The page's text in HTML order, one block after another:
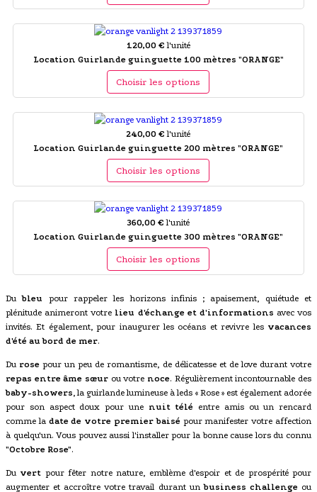
120,00 € l'unité
Location Guirlande guinguette 100 mètres "ORANGE"
Choisir les options
240,00 € l'unité
Location Guirlande guinguette 200 mètres "ORANGE"
Choisir les options
360,00 € l'unité
Location Guirlande guinguette 300 mètres "ORANGE"
Choisir les options
Dubleu pour rappeler les horizons infinis ; apaisement, quiétude et
plénitude animeront votre lieu d'échange et d'informations avec vos
invités. Et également, pour inaugurer les océans et revivre les vacances
d'été au bord de mer.
Du rose pour un peu de romantisme, de délicatesse et de love durant votre
repas entre âme sœur ou votre noce. Régulièrement incontournable des
baby-showers, la guirlande lumineuse à leds « Rose » est également adorée
pour son aspect doux pour une nuit télé entre amis ou un rencard
comme la date de votre premier baisépour manifester votre affection
à quelqu'un. Vous pouvez aussi l'installer pour la bonne cause lors du connu
"Octobre Rose".
Du vert pour fêter notre nature, emblème d'espoir et de prospérité pour
augmenter et accroître votre travail durant unbusiness challengeou